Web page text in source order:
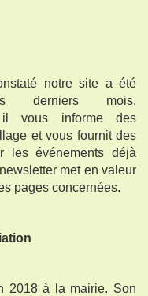
notre site a été
derniers mois.
vous informe des
et vous fournit des
les événements déjà
met en valeur
pages concernées.
2018 à la mairie. Son